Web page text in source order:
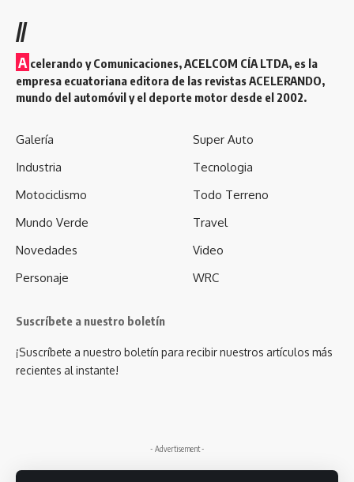
//
A celerando y Comunicaciones, ACELCOM CÍA LTDA, es la
empresa ecuatoriana editora de las revistas ACELERANDO,
mundo del automóvil y el deporte motor desde el 2002.
Galería
Industria
Motociclismo
Mundo Verde
Novedades
Personaje
Super Auto
Tecnologia
Todo Terreno
Travel
Video
WRC
Suscríbete a nuestro boletín
¡Suscríbete a nuestro boletín para recibir nuestros artículos más
recientes al instante!
- Advertisement -